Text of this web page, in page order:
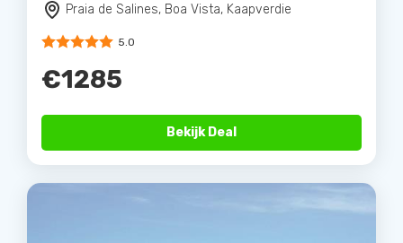
Praia de Salines, Boa Vista, Kaapverdie
5.0
€1285
Bekijk Deal